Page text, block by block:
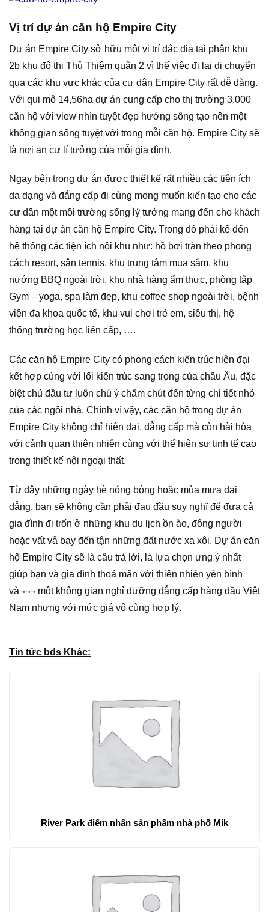
Vị trí dự án căn hộ Empire City
Dự án Empire City sở hữu một vị trí đắc địa tại phân khu
2b khu đô thị Thủ Thiêm quận 2 vì thế việc đi lại di chuyển
qua các khu vực khác của cư dân Empire City rất dễ dàng.
Với qui mô 14,56ha dự án cung cấp cho thị trường 3.000
căn hộ với view nhìn tuyệt đẹp hướng sông tạo nên một
không gian sống tuyệt vời trong mỗi căn hộ. Empire City sẽ
là nơi an cư lí tưởng của mỗi gia đình.
Ngay bên trong dự án được thiết kế rất nhiều các tiện ích
da dạng và đẳng cấp đi cùng mong muốn kiến tạo cho các
cư dân một môi trường sống lý tưởng mang đến cho khách
hàng tại dự án căn hộ Empire City. Trong đó phải kể đến
hệ thống các tiện ích nội khu như: hồ bơi tràn theo phong
cách resort, sân tennis, khu trung tâm mua sắm, khu
nướng BBQ ngoài trời, khu nhà hàng ẩm thực, phòng tập
Gym – yoga, spa làm đẹp, khu coffee shop ngoài trời, bệnh
viện đa khoa quốc tế, khu vui chơi trẻ em, siêu thị, hệ
thống trường học liên cấp, ….
Các căn hộ Empire City có phong cách kiến trúc hiện đại
kết hợp cùng với lối kiến trúc sang trọng của châu Âu, đặc
biệt chủ đầu tư luôn chú ý chăm chút đến từng chi tiết nhỏ
của các ngôi nhà. Chính vì vậy, các căn hộ trong dự án
Empire City không chỉ hiện đại, đẳng cấp mà còn hài hòa
với cảnh quan thiên nhiên cùng với thể hiện sự tinh tế cao
trong thiết kế nội ngoại thất.
Từ đây những ngày hè nóng bỏng hoặc mùa mưa dai
dẳng, bạn sẽ không cần phải đau đầu suy nghĩ để đưa cả
gia đình đi trốn ở những khu du lịch ồn ào, đông người
hoặc vất vả bay đến tận những đất nước xa xôi. Dự án căn
hộ Empire City sẽ là câu trả lời, là lựa chọn ưng ý nhất
giúp bạn và gia đình thoả mãn với thiên nhiên yên bình
và¬¬¬ một không gian nghỉ dưỡng đẳng cấp hàng đầu Việt
Nam nhưng với mức giá vô cùng hợp lý.
Tin tức bds Khác:
River Park điểm nhấn sản phẩm nhà phố Mik